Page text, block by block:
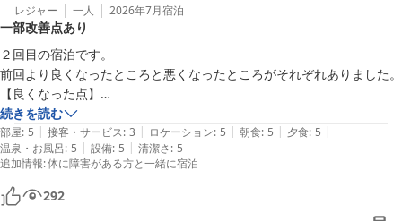
で、そのように感じていただけたことはスタッフ一同の励みとなり
ます。
一方で、大浴場脱衣所のロッカーの鍵や客室の鍵につきましては、
ご不便とご不安な思いをお掛けし、誠に申し訳ございませんでし
た。
早急に設備の点検を行い、不具合の確認と改善に努めてまいりま
す。
貴重なご意見をお寄せいただき、誠にありがとうございました。
より快適にお過ごしいただけるホテルを目指し、改善を重ねてまい
りますので、また機会がございましたらお越しいただけますと幸い
でございます。
レジャー 一人 2026年7月宿泊
一部改善点あり
２回目の宿泊です。
前回より良くなったところと悪くなったところがそれぞれありました。
【良くなった点】
事前に伝えていた要望をしっかり把握していただいてチェックインが大
変スムーズでお客様対応も素晴らしかったです。
また、身体が不自由な方への配慮もできるようになっていてホスピタリ
ティ精神が向上されていて素晴らしかったです。
【悪くなっていたところ】
夕食時ソフトドリンク飲み放題プランで申込ましたが、レストラン担当
続きを読む
部屋: 5 | 接客・サービス: 3 | ロケーション: 5 | 朝食: 5 | 夕食: 5 |
温泉・お風呂: 5 | 設備: 5 | 清潔さ: 5
追加情報:体に障害がある方と一緒に宿泊
292